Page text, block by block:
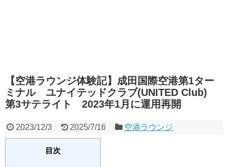
【空港ラウンジ体験記】成田国際空港第1ター
ミナル ユナイテッドクラブ(UNITED Club)
第3サテライト 2023年1月に運用再開
2023/12/3 2025/7/16 空港ラウンジ
目次